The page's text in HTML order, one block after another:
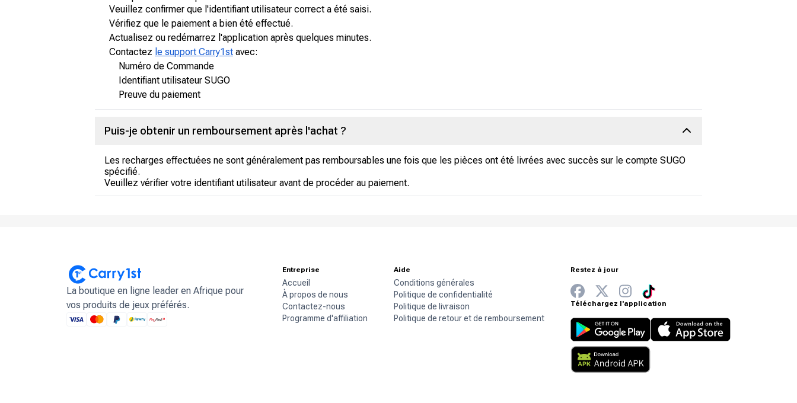
Veuillez confirmer que l'identifiant utilisateur correct a été saisi.
Vérifiez que le paiement a bien été effectué.
Actualisez ou redémarrez l'application après quelques minutes.
Contactez le support Carry1st avec:
Numéro de Commande
Identifiant utilisateur SUGO
Preuve du paiement
Puis-je obtenir un remboursement après l'achat ?
Les recharges effectuées ne sont généralement pas remboursables une fois que les pièces ont été livrées avec succès sur le compte SUGO
spécifié.
Veuillez vérifier votre identifiant utilisateur avant de procéder au paiement.
La boutique en ligne leader en Afrique pour
vos produits de jeux préférés.
Entreprise
Accueil
À propos de nous
Contactez-nous
Programme d'affiliation
Aide
Conditions générales
Politique de confidentialité
Politique de livraison
Politique de retour et de remboursement
Restez à jour
Téléchargez l'application